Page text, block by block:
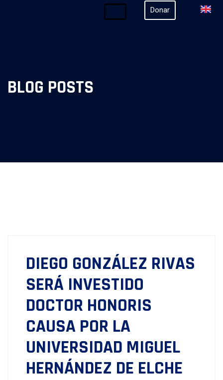
Donar
BLOG POSTS
DIEGO GONZÁLEZ RIVAS
SERÁ INVESTIDO
DOCTOR HONORIS
CAUSA POR LA
UNIVERSIDAD MIGUEL
HERNÁNDEZ DE ELCHE